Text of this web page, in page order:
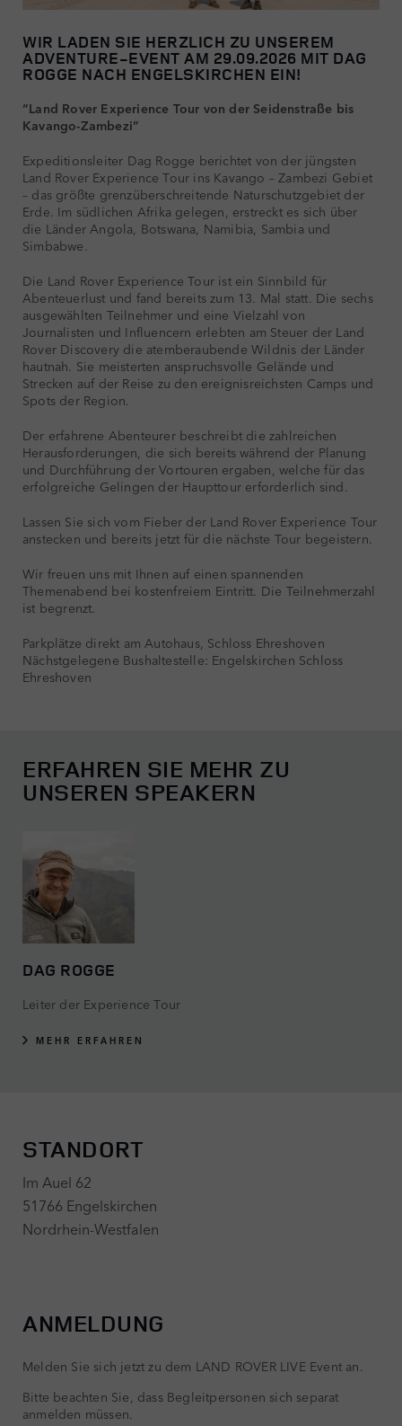
WIR LADEN SIE HERZLICH ZU UNSEREM
ADVENTURE-EVENT AM 29.09.2026 MIT DAG
ROGGE NACH ENGELSKIRCHEN EIN!
“Land Rover Experience Tour von der Seidenstraße bis
Kavango-Zambezi”
Expeditionsleiter Dag Rogge berichtet von der jüngsten
Land Rover Experience Tour ins Kavango – Zambezi Gebiet
– das größte grenzüberschreitende Naturschutzgebiet der
Erde. Im südlichen Afrika gelegen, erstreckt es sich über
die Länder Angola, Botswana, Namibia, Sambia und
Simbabwe.
Die Land Rover Experience Tour ist ein Sinnbild für
Abenteuerlust und fand bereits zum 13. Mal statt. Die sechs
ausgewählten Teilnehmer und eine Vielzahl von
Journalisten und Influencern erlebten am Steuer der Land
Rover Discovery die atemberaubende Wildnis der Länder
hautnah. Sie meisterten anspruchsvolle Gelände und
Strecken auf der Reise zu den ereignisreichsten Camps und
Spots der Region.
Der erfahrene Abenteurer beschreibt die zahlreichen
Herausforderungen, die sich bereits während der Planung
und Durchführung der Vortouren ergaben, welche für das
erfolgreiche Gelingen der Haupttour erforderlich sind.
Lassen Sie sich vom Fieber der Land Rover Experience Tour
anstecken und bereits jetzt für die nächste Tour begeistern.
Wir freuen uns mit Ihnen auf einen spannenden
Themenabend bei kostenfreiem Eintritt. Die Teilnehmerzahl
ist begrenzt.
Parkplätze direkt am Autohaus, Schloss Ehreshoven
Nächstgelegene Bushaltestelle: Engelskirchen Schloss
Ehreshoven
ERFAHREN SIE MEHR ZU
UNSEREN SPEAKERN
DAG ROGGE
Leiter der Experience Tour
MEHR ERFAHREN
STANDORT
Im Auel 62
51766 Engelskirchen
Nordrhein-Westfalen
ANMELDUNG
Melden Sie sich jetzt zu dem LAND ROVER LIVE Event an.
Bitte beachten Sie, dass Begleitpersonen sich separat
anmelden müssen.